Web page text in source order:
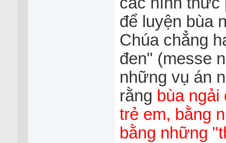
để luyện bùa
Chúa chẳng
đen" (messe
những vụ án
rằng bùa
trẻ em, bằng
bằng những